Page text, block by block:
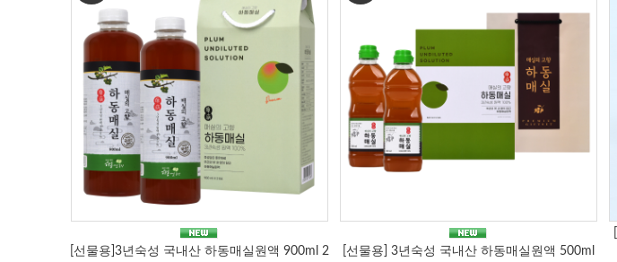
[선물용]3년숙성 국내산 하동매실원액 900ml 2
[선물용] 3년숙성 국내산 하동매실원액 500ml